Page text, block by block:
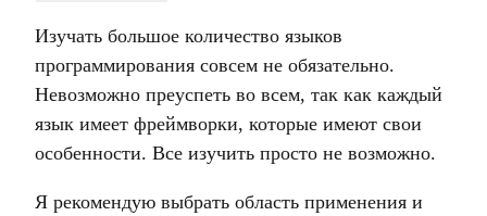
Изучать большое количество языков
программирования совсем не обязательно.
Невозможно преуспеть во всем, так как каждый
язык имеет фреймворки, которые имеют свои
особенности. Все изучить просто не возможно.
Я рекомендую выбрать область применения и